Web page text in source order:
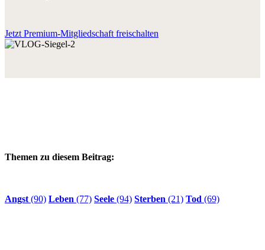
Jetzt Premium-Mitgliedschaft freischalten
Themen zu diesem Beitrag:
Angst (90) Leben (77) Seele (94) Sterben (21) Tod (69)